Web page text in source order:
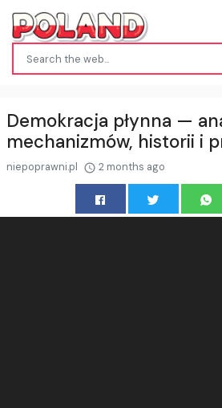
Demokracja płynna —
mechanizmów, historii i
niepoprawni.pl 2 months ago